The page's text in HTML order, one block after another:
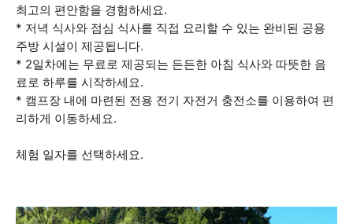
최고의 편안함을 경험하세요.
* 저녁 식사와 점심 식사를 직접 요리할 수 있는 완비된 공용
주방 시설이 제공됩니다.
* 2일차에는 무료로 제공되는 든든한 아침 식사와 따뜻한 음
료로 하루를 시작하세요.
* 캠프장 내에 마련된 전용 전기 자전거 충전소를 이용하여 편
리하게 이동하세요.
체험 일자를 선택하세요.